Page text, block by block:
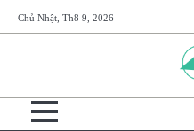
to
Chủ Nhật, Th8 9, 2026